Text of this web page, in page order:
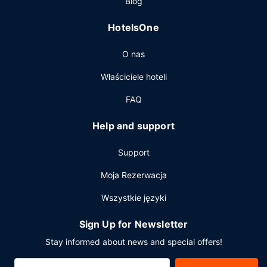
oraz automat. Udogodnienia na miejscu to bezpłatne
HotelsOne
O nas
Właściciele hoteli
FAQ
Help and support
Support
Moja Rezerwacja
Wszystkie języki
Sign Up for Newsletter
Stay informed about news and special offers!